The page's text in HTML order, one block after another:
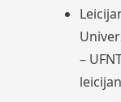
–